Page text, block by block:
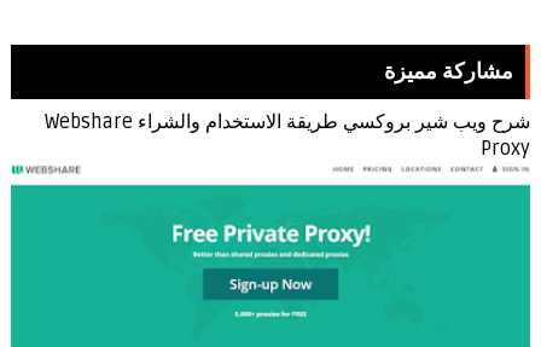
مشاركة مميزة
شرح ويب شير بروكسي طريقة الاستخدام والشراء Webshare
Proxy